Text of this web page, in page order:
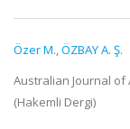
Özer M.,ÖZBAY A. Ş.
Australian Journal of
(Hakemli Dergi)